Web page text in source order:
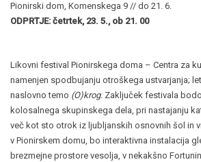
Pionirski dom, Komenskega 9 // do 21. 6.
ODPRTJE: četrtek, 23. 5., ob 21. 00
Likovni festival Pionirskega doma – Centra za
namenjen spodbujanju otroškega ustvarjanja;
naslovno temo (O)krog. Zaključek festivala
kolosalnega skupinskega dela, pri nastajanju
več kot sto otrok iz ljubljanskih osnovnih šol in
v Pionirskem domu, bo interaktivna instalacija
brezmejne prostore vesolja, v nekakšno